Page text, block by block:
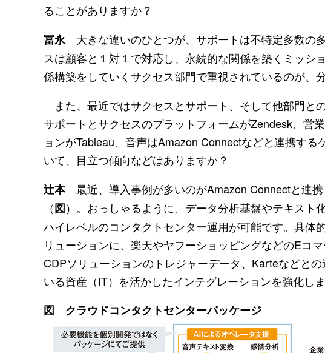
ることがありますか？
冨永 大きな違いのひとつが、サポートは不特定多数の
スは顧客と１対１で対応し、永続的な関係を築くミッ
係構築をしていくサクセス部門で重視されているのが、
また、最近ではサクセスとサポート、そして他部門と
サポートとサクセスのプラットフォームがZendesk、営
ョンがTableau、音声はAmazon Connectなどと連携す
いて、目立つ傾向などはありますか？
辻本最近、導入事例が多いのがAmazon Connectと連
（図）。おっしゃるように、データ分析基盤やテキスト
ハイレベルのコンタクトセンター運用が可能です。具体
リューションに、楽天やヤフーショッピングなどのEコ
CDPソリューションのトレジャーデータ、Karteなどと
いる資産（IT）を活かしたインテグレーションを強化しま
図 クラウドコンタクトセンターパッケージ